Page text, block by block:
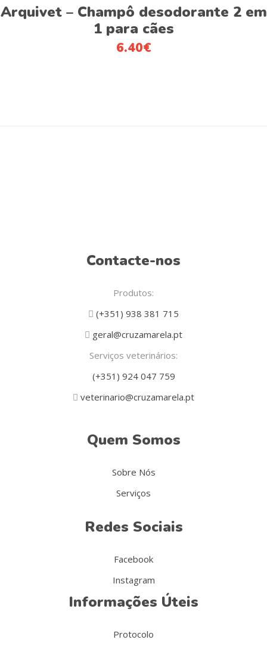
Ver opções
product
Arquivet – Champô desodorante 2 em
1 para cães
6.40€
Contacte-nos
Produtos:
(+351) 938 381 715
geral@cruzamarela.pt
Serviços veterinários:
(+351) 924 047 759
veterinario@cruzamarela.pt
Quem Somos
Sobre Nós
Serviços
Redes Sociais
Facebook
Instagram
Informações Úteis
Protocolo